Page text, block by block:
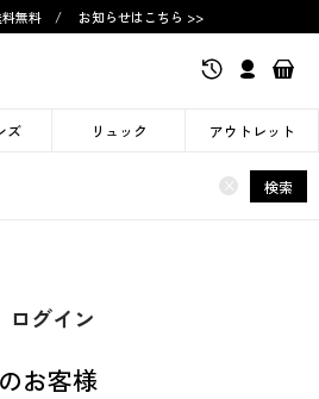
無料 / お知らせはこちら >>
ズ リュック アウトレット
× 検索
ログイン
お客様